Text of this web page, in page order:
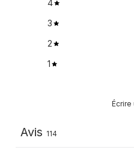
4
3
2
1
Écrire
Avis 114